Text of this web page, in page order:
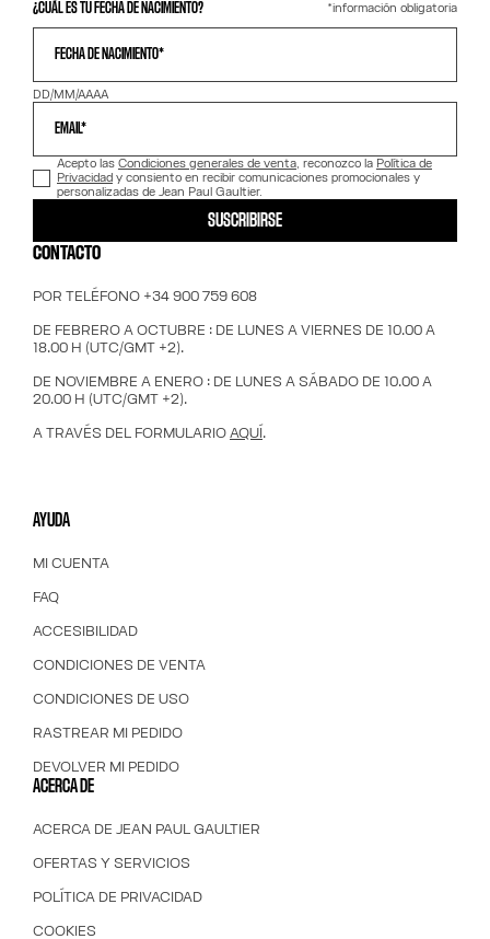
¿CUÁL ES TU FECHA DE NACIMIENTO? *información obligatoria
FECHA DE NACIMIENTO*
DD/MM/AAAA
EMAIL*
Acepto las Condiciones generales de venta, reconozco la Política de
Privacidad y consiento en recibir comunicaciones promocionales y
personalizadas de Jean Paul Gaultier.
SUSCRIBIRSE
CONTACTO
POR TELÉFONO +34 900 759 608
DE FEBRERO A OCTUBRE : DE LUNES A VIERNES DE 10.00 A
18.00 H (UTC/GMT +2).
DE NOVIEMBRE A ENERO : DE LUNES A SÁBADO DE 10.00 A
20.00 H (UTC/GMT +2).
A TRAVÉS DEL FORMULARIO AQUÍ.
AYUDA
MI CUENTA
FAQ
ACCESIBILIDAD
CONDICIONES DE VENTA
CONDICIONES DE USO
RASTREAR MI PEDIDO
DEVOLVER MI PEDIDO
ACERCA DE
ACERCA DE JEAN PAUL GAULTIER
OFERTAS Y SERVICIOS
POLÍTICA DE PRIVACIDAD
COOKIES